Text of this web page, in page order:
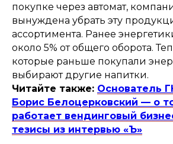
покупке через автомат,
вынуждена убрать эту
ассортимента. Ранее
около 5% от общего оборота.
которые раньше покупали
выбирают другие напитки.
Читайте также: Основатель
Борис Белоцерковский — о
работает вендинговый
тезисы из интервью «Ъ»